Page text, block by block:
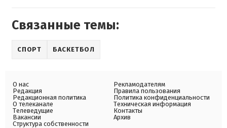
Связанные темы:
СПОРТ БАСКЕТБОЛ
О нас
Редакция
Редакционная политика
О телеканале
Телеведущие
Вакансии
Структура собственности
Рекламодателям
Правила пользования
Политика конфиденциальности
Техническая информация
Контакты
Архив